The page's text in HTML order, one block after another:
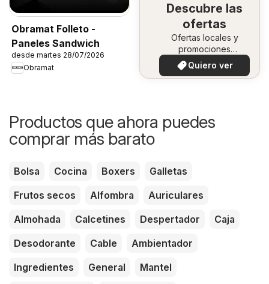
Obramat Folleto -
Paneles Sandwich
desde martes 28/07/2026
Obramat
Descubre las
ofertas
Ofertas locales y
promociones
especiales.
Quiero ver
Productos que ahora puedes
comprar más barato
Bolsa Cocina Boxers
Galletas
Frutos secos
Alfombra
Auriculares
Almohada
Calcetines Despertador
Caja
Desodorante
Cable
Ambientador
Ingredientes
General
Mantel